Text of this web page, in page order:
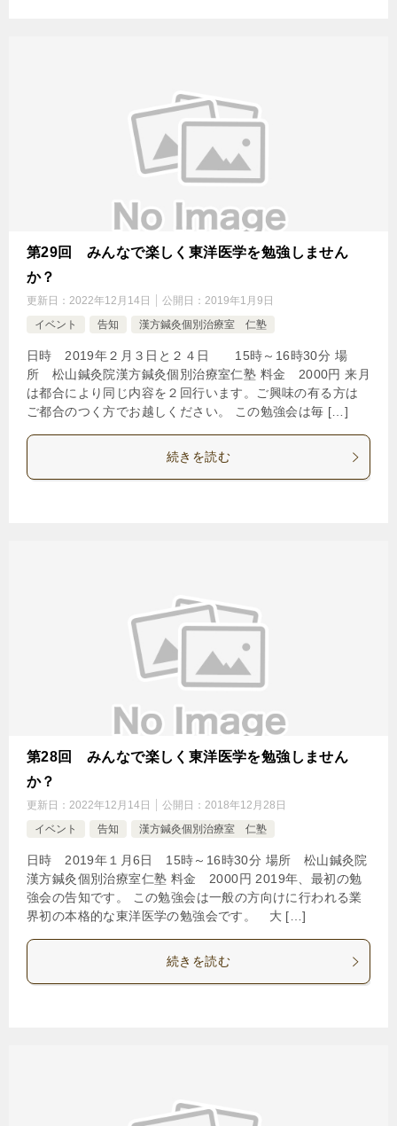
第29回 みんなで楽しく東洋医学を勉強しません
か？
更新日： 2022年12月14日 公開日： 2019年1月9日
イベント
告知 漢方鍼灸個別治療室 仁塾
日時 2019年２月３日と２４日 15時～16時30分 場
所 松山鍼灸院漢方鍼灸個別治療室仁塾 料金 2000円 来月
は都合により同じ内容を２回行います。ご興味の有る方は
ご都合のつく方でお越しください。 この勉強会は毎 […]
続きを読む
第28回 みんなで楽しく東洋医学を勉強しません
か？
更新日： 2022年12月14日 公開日： 2018年12月28日
イベント
告知 漢方鍼灸個別治療室 仁塾
日時 2019年１月6日 15時～16時30分 場所 松山鍼灸院
漢方鍼灸個別治療室仁塾 料金 2000円 2019年、最初の勉
強会の告知です。 この勉強会は一般の方向けに行われる業
界初の本格的な東洋医学の勉強会です。 大 […]
続きを読む